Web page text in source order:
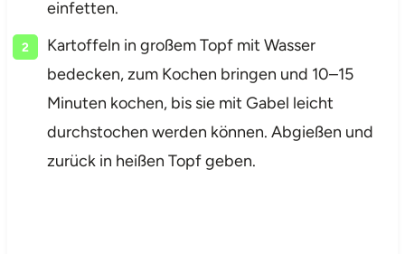
einfetten.
Kartoffeln in großem Topf mit Wasser
bedecken, zum Kochen bringen und 10–15
Minuten kochen, bis sie mit Gabel leicht
durchstochen werden können. Abgießen und
zurück in heißen Topf geben.